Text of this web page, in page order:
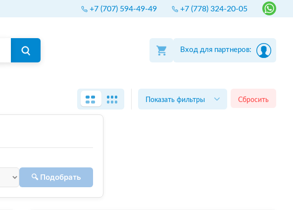
+7 (707) 594-49-49 +7 (778) 324-20-05
Вход для партнеров:
Показать фильтры Сбросить
🔍 Подобрать